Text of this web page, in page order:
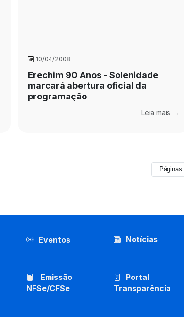
10/04/2008
Erechim 90 Anos - Solenidade
marcará abertura oficial da
programação
Leia mais →
Páginas
Eventos Notícias
Emissão
NFSe/CFSe
Portal
Transparência